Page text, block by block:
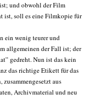
und obwohl der Film
ist, soll es eine Filmkopie für
ein wenig teurer und
allgemeinen der Fall ist; der
gedreht. Nun ist das kein
das richtige Etikett für das
aus
Archivmaterial und neu